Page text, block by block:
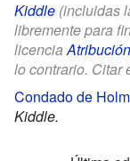
Kiddle (incluidas
libremente para
licencia
lo contrario. Citar
Condado de
Kiddle.